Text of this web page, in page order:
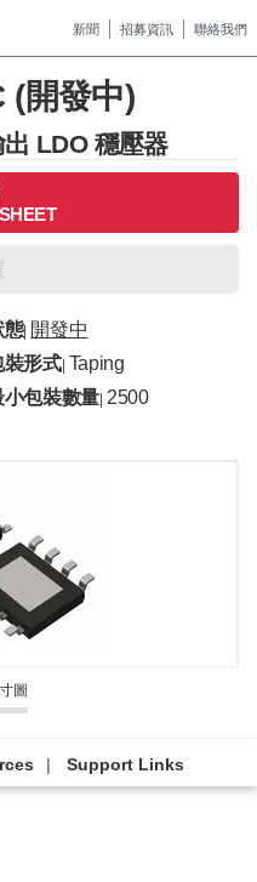
新聞 招募資訊 聯絡我們
(開發中)
LDO 穩壓器
態| 開發中
裝形式| Taping
小包裝數量 |2500
圖
Support Links